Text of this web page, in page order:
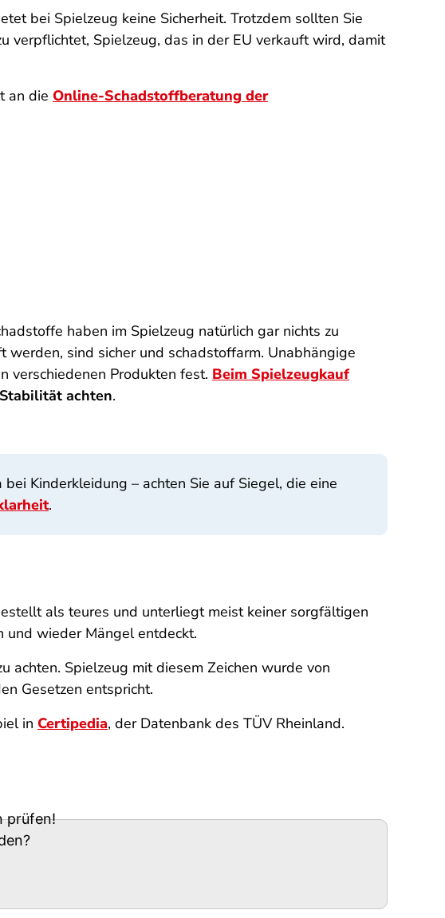
bei Spielzeug keine Sicherheit. Trotzdem sollten Sie
verpflichtet, Spielzeug, das in der EU verkauft wird, damit
an die Online-Schadstoffberatung der
haben im Spielzeug natürlich gar nichts zu
sind sicher und schadstoffarm. Unabhängige
verschiedenen Produkten fest. Beim Spielzeugkauf
achten.
Kinderkleidung – achten Sie auf Siegel, die eine
.
als teures und unterliegt meist keiner sorgfältigen
und wieder Mängel entdeckt.
achten. Spielzeug mit diesem Zeichen wurde von
Gesetzen entspricht.
in Certipedia, der Datenbank des TÜV Rheinland.
prüfen!